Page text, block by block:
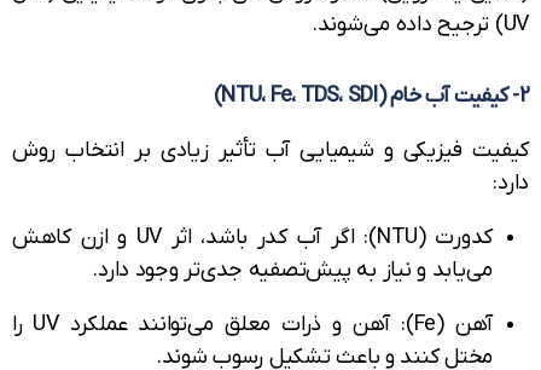
فیزیکی و شیمیایی آب تأثیر زیادی بر انتخاب روش
کدورت (NTU): اگر آب کدر باشد، اثر UV و ازن کاهش
می‌یابد و نیاز به پیش‌تصفیه جدی‌تر وجود دارد.
آهن (Fe): آهن و ذرات معلق می‌توانند عملکرد UV را
مختل کنند و باعث تشکیل رسوب شوند.